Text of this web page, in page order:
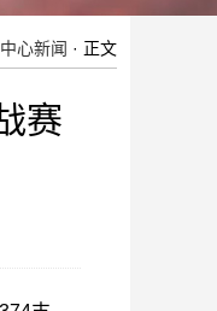
中心新闻 · 正文
赛